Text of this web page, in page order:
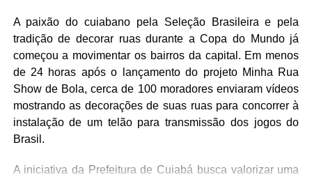
A paixão do cuiabano pela Seleção Brasileira e pela
tradição de decorar ruas durante a Copa do Mundo já
começou a movimentar os bairros da capital. Em menos
de 24 horas após o lançamento do projeto Minha Rua
Show de Bola, cerca de 100 moradores enviaram vídeos
mostrando as decorações de suas ruas para concorrer à
instalação de um telão para transmissão dos jogos do
Brasil.
A iniciativa da Prefeitura de Cuiabá busca valorizar uma